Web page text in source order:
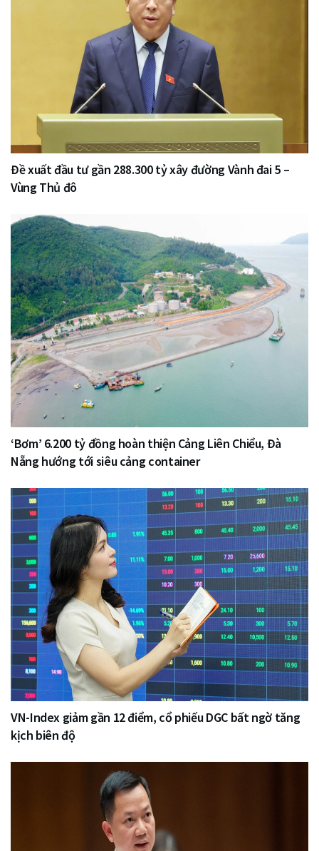
Đề xuất đầu tư gần 288.300 tỷ xây đường Vành đai 5 –
Vùng Thủ đô
‘Bơm’ 6.200 tỷ đồng hoàn thiện Cảng Liên Chiểu, Đà
Nẵng hướng tới siêu cảng container
VN-Index giảm gần 12 điểm, cổ phiếu DGC bất ngờ tăng
kịch biên độ